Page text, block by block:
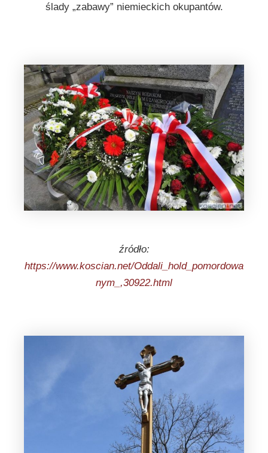
ślady „zabawy” niemieckich okupantów.
źródło:
https://www.koscian.net/Oddali_hold_pomordowa
nym_,30922.html